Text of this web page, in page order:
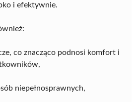
i efektywnie.
co znacząco podnosi komfort i
niepełnosprawnych,